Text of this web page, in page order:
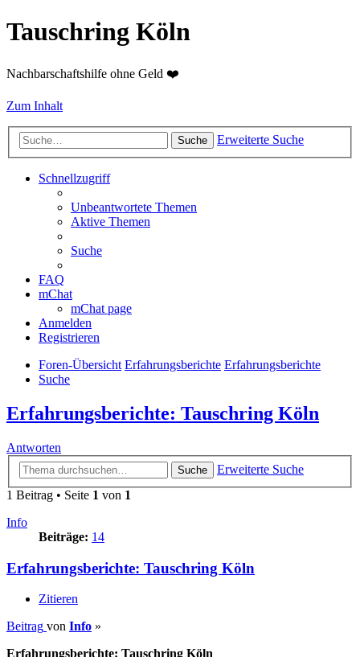
Tauschring Köln
Nachbarschaftshilfe ohne Geld ❤️
Zum Inhalt
Suche Erweiterte Suche
Schnellzugriff
Unbeantwortete Themen
Aktive Themen
Suche
FAQ
mChat
mChat page
Anmelden
Registrieren
Foren-Übersicht Erfahrungsberichte Erfahrungsberichte
Suche
Erfahrungsberichte: Tauschring Köln
Antworten
Suche
Erweiterte Suche
1 Beitrag • Seite 1 von 1
Info
Beiträge: 14
Erfahrungsberichte: Tauschring Köln
Zitieren
Beitrag von Info »
Erfahrungsberichte: Tauschring Köln